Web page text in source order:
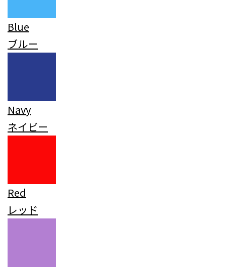
Blue
ブルー
Navy
ネイビー
Red
レッド